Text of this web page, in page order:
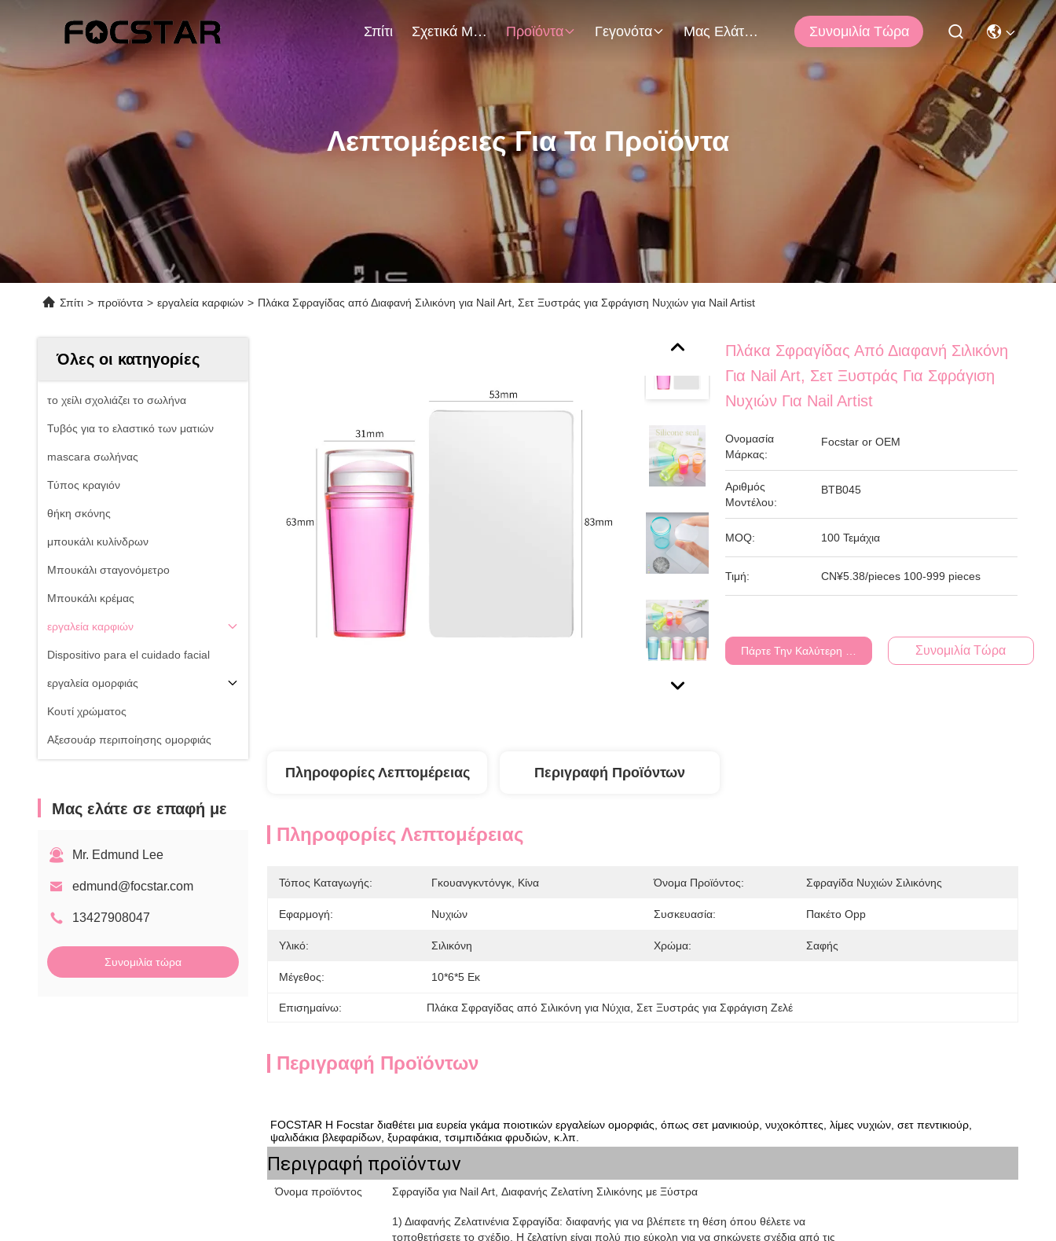
Σπίτι Σχετικά Με Εμάς Προϊόντα Γεγονότα Μας Ελάτε Σε Επαφή Με Συνομιλία Τώρα
Λεπτομέρειες Για Τα Προϊόντα
Σπίτι > προϊόντα > εργαλεία καρφιών > Πλάκα Σφραγίδας από Διαφανή Σιλικόνη για Nail Art, Σετ Ξυστράς για Σφράγιση Νυχιών για Nail Artist
Όλες οι κατηγορίες
το χείλι σχολιάζει το σωλήνα
Τυβός για το ελαστικό των ματιών
mascara σωλήνας
Τύπος κραγιόν
θήκη σκόνης
μπουκάλι κυλίνδρων
Μπουκάλι σταγονόμετρο
Μπουκάλι κρέμας
εργαλεία καρφιών
Dispositivo para el cuidado facial
εργαλεία ομορφιάς
Κουτί χρώματος
Αξεσουάρ περιποίησης ομορφιάς
Μας ελάτε σε επαφή με
Mr. Edmund Lee
edmund@focstar.com
13427908047
Συνομιλία τώρα
Πλάκα Σφραγίδας Από Διαφανή Σιλικόνη
Για Nail Art, Σετ Ξυστράς Για Σφράγιση
Νυχιών Για Nail Artist
Ονομασία
Μάρκας:
Focstar or OEM
Αριθμός
Μοντέλου:
BTB045
MOQ: 100 Τεμάχια
Τιμή: CN¥5.38/pieces 100-999 pieces
Πάρτε Την Καλύτερη Τιμή Συνομιλία Τώρα
Πληροφορίες Λεπτομέρειας Περιγραφή Προϊόντων
Πληροφορίες Λεπτομέρειας
Τόπος Καταγωγής: Γκουανγκντόνγκ, Κίνα Όνομα Προϊόντος: Σφραγίδα Νυχιών Σιλικόνης
Εφαρμογή: Νυχιών Συσκευασία: Πακέτο Opp
Υλικό: Σιλικόνη Χρώμα: Σαφής
Μέγεθος: 10*6*5 Εκ
Επισημαίνω: Πλάκα Σφραγίδας από Σιλικόνη για Νύχια , Σετ Ξυστράς για Σφράγιση Ζελέ
Περιγραφή Προϊόντων
FOCSTAR Η Focstar διαθέτει μια ευρεία γκάμα ποιοτικών εργαλείων ομορφιάς, όπως σετ μανικιούρ, νυχοκόπτες, λίμες νυχιών, σετ πεντικιούρ,
ψαλιδάκια βλεφαρίδων, ξυραφάκια, τσιμπιδάκια φρυδιών, κ.λπ.
Περιγραφή προϊόντων
Όνομα προϊόντος Σφραγίδα για Nail Art, Διαφανής Ζελατίνη Σιλικόνης με Ξύστρα
1) Διαφανής Ζελατινένια Σφραγίδα: διαφανής για να βλέπετε τη θέση όπου θέλετε να
τοποθετήσετε το σχέδιο. Η ζελατίνη είναι πολύ πιο εύκολη για να σηκώνετε σχέδια από τις